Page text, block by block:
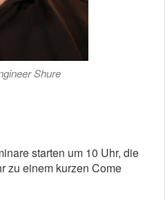
Shure
starten um 10 Uhr, die
zu einem kurzen Come